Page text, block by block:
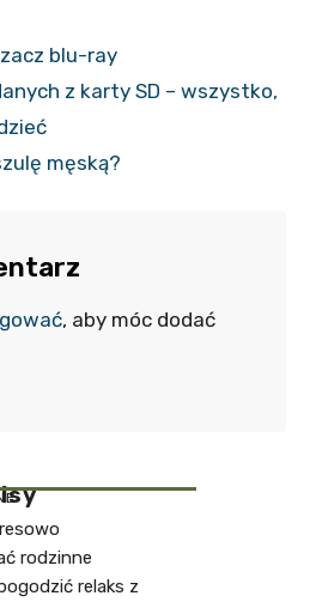
blu-ray
z karty SD – wszystko,
męską?
, aby móc dodać
rodzinne
relaks z